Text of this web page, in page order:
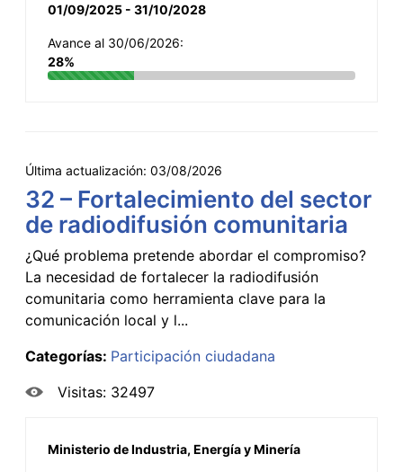
01/09/2025 - 31/10/2028
Avance al 30/06/2026:
28%
Última actualización: 03/08/2026
32 – Fortalecimiento del sector
de radiodifusión comunitaria
¿Qué problema pretende abordar el compromiso?
La necesidad de fortalecer la radiodifusión
comunitaria como herramienta clave para la
comunicación local y l...
Categorías: Participación ciudadana
Visitas: 32497
Ministerio de Industria, Energía y Minería